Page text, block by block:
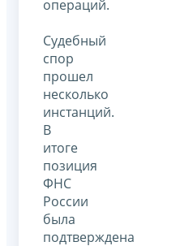
операций.
Судебный
спор
прошел
несколько
инстанций.
В
итоге
позиция
ФНС
России
была
подтверждена